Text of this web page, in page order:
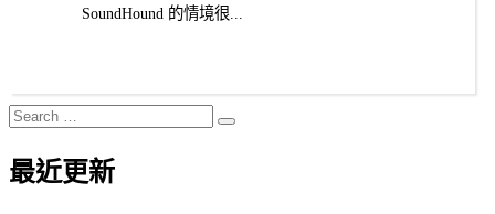
SoundHound 的情境很...
Search
for:
Search
最近更新